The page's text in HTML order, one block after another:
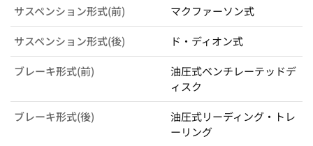
サスペンション形式(前) マクファーソン式
サスペンション形式(後) ド・ディオン式
ブレーキ形式(前)
油圧式ベンチレーテッドデ
ィスク
ブレーキ形式(後)
油圧式リーディング・トレ
ーリング